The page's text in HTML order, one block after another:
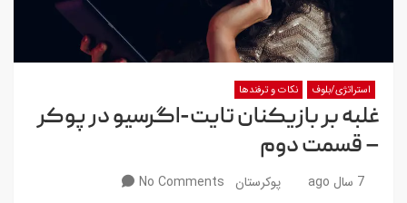
استراتژی/بلوف نکات و ترفندها
غلبه بر بازیکنان تایت-اگرسیو در پوکر
– قسمت دوم
7 سال ago پوکرستان No Comments